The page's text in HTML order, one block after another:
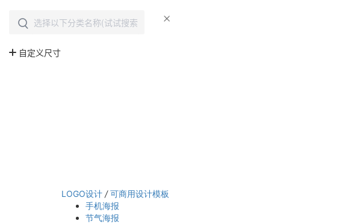
LOGO设计 / 可商用设计模板
手机海报
节气海报